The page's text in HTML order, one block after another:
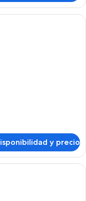
de hotel moderna
y precio
de hotel con una cama